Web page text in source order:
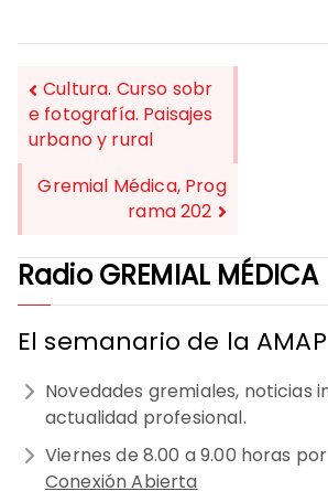
NAVEGACIÓN
DE
ENTRADAS
Cultura. Curso sobr
e fotografía. Paisajes
urbano y rural
Gremial Médica, Prog
rama 202
Radio GREMIAL MÉDICA
El semanario de la AMAP
Novedades gremiales, noticias
actualidad profesional.
Viernes de 8.00 a 9.00 horas por
Conexión Abierta